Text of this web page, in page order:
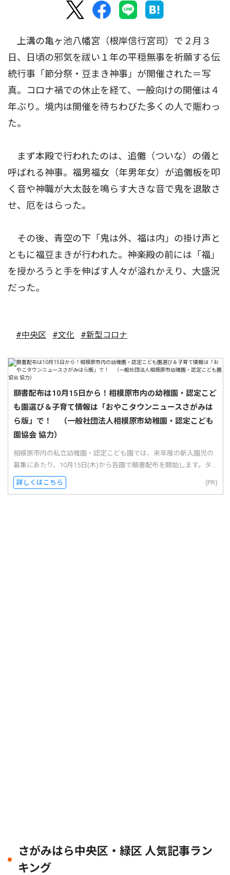
上溝の亀ヶ池八幡宮（根岸信行宮司）で２月３
日、日頃の邪気を祓い１年の平穏無事を祈願する伝
統行事「節分祭・豆まき神事」が開催された＝写
真。コロナ禍での休止を経て、一般向けの開催は４
年ぶり。境内は開催を待ちわびた多くの人で賑わっ
た。
まず本殿で行われたのは、追儺（ついな）の儀と
呼ばれる神事。福男福女（年男年女）が追儺板を叩
く音や神職が大太鼓を鳴らす大きな音で鬼を退散さ
せ、厄をはらった。
その後、青空の下「鬼は外、福は内」の掛け声と
ともに福豆まきが行われた。神楽殿の前には「福」
を授かろうと手を伸ばす人々が溢れかえり、大盛況
だった。
#中央区 #文化 #新型コロナ
願書配布は10月15日から！相模原市内の幼稚園・認定こど
も園選び＆子育て情報は「おやこタウンニュースさがみは
ら版」で！ （一般社団法人相模原市幼稚園・認定こども
園協会 協力）
相模原市内の私立幼稚園・認定こども園では、来年度の新入園児の
募集にあたり、10月15日(木)から各園で願書配布を開始します。タ...
詳しくはこちら (PR)
さがみはら中央区・緑区 人気記事ラン
キング